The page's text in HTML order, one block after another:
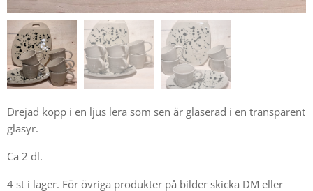
Drejad kopp i en ljus lera som sen är glaserad i en transparent
glasyr.
Ca 2 dl.
4 st i lager. För övriga produkter på bilder skicka DM eller